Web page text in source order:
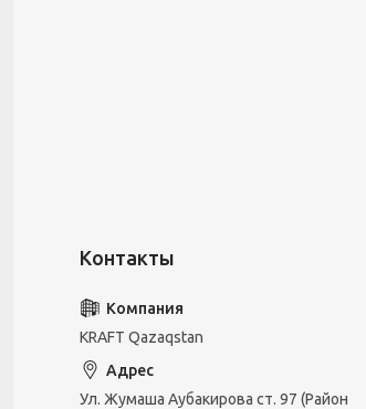
KRAFT Qazaqstan
Ул. Жумаша Аубакирова ст. 97 (Район